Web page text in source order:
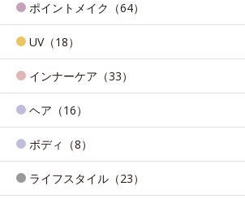
ポイントメイク（64）
UV（18）
インナーケア（33）
ヘア（16）
ボディ（8）
ライフスタイル（23）